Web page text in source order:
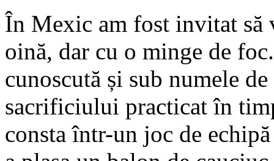
În Mexic am fost invitat să
oină, dar cu o minge de
cunoscută și sub numele
sacrificiului practicat în
consta într-un joc de